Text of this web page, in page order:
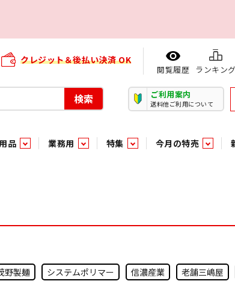
クレジット＆後払い決済 OK
閲覧履歴 ランキング
検索 ご利用案内
送料他ご利用について
輸入品 駄菓子 その他菓子
品
衣料 台所用品 清掃用品 電気関連 文具 玩具
業務用 特集
め・イチオシ商品
今月の特売
和日配 日配調理加工品
和日配 日配調理加工品
野製麺 システムポリマー 信濃産業 老舗三嶋屋